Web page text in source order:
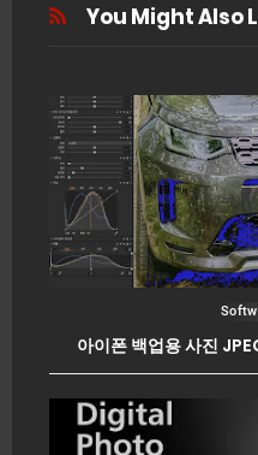
You Might Also
아이폰 백업용 사진